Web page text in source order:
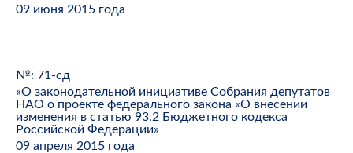
09 июня 2015 года
№: 71-сд
«О законодательной инициативе Собрания депутатов
НАО о проекте федерального закона «О внесении
изменения в статью 93.2 Бюджетного кодекса
Российской Федерации»
09 апреля 2015 года